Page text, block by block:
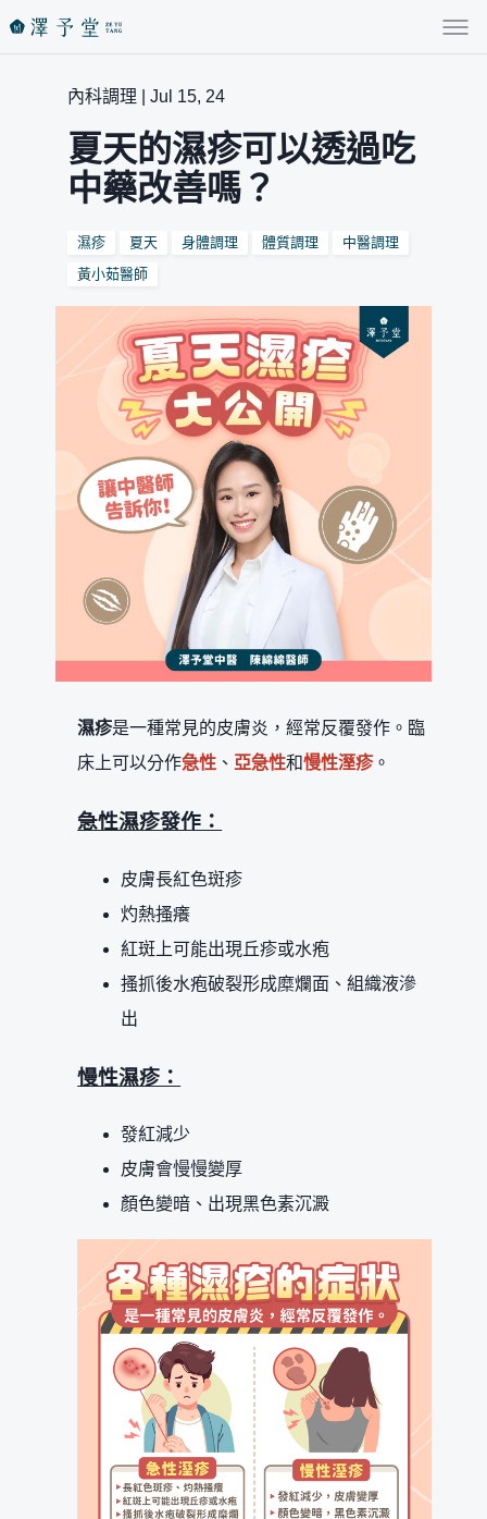
內科調理 | Jul 15, 24
夏天的濕疹可以透過吃
中藥改善嗎？
濕疹 夏天 身體調理 體質調理
中醫調理
黃小茹醫師
濕疹是一種常見的皮膚炎，經常反覆發作。臨
床上可以分作急性 、亞急性和慢性溼疹 。
急性濕疹發作：
皮膚長紅色斑疹
灼熱搔癢
紅斑上可能出現丘疹或水疱
搔抓後水疱破裂形成糜爛面、組織液滲
出
慢性濕疹：
發紅減少
皮膚會慢慢變厚
顏色變暗、出現黑色素沉澱